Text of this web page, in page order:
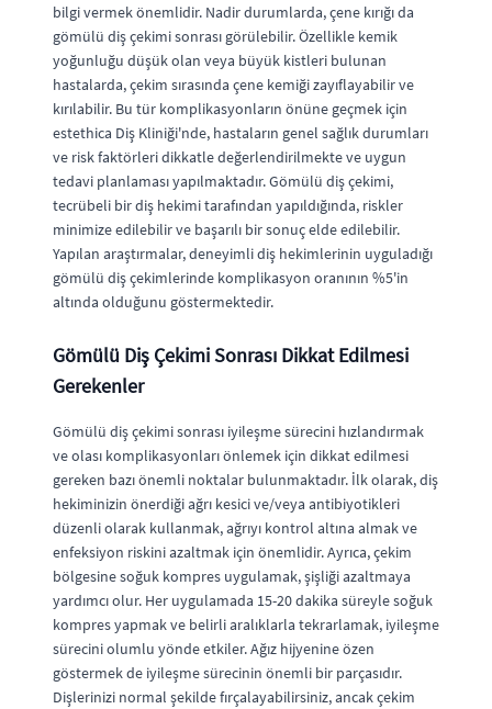
bilgi vermek önemlidir. Nadir durumlarda, çene kırığı da
gömülü diş çekimi sonrası görülebilir. Özellikle kemik
yoğunluğu düşük olan veya büyük kistleri bulunan
hastalarda, çekim sırasında çene kemiği zayıflayabilir ve
kırılabilir. Bu tür komplikasyonların önüne geçmek için
estethica Diş Kliniği'nde, hastaların genel sağlık durumları
ve risk faktörleri dikkatle değerlendirilmekte ve uygun
tedavi planlaması yapılmaktadır. Gömülü diş çekimi,
tecrübeli bir diş hekimi tarafından yapıldığında, riskler
minimize edilebilir ve başarılı bir sonuç elde edilebilir.
Yapılan araştırmalar, deneyimli diş hekimlerinin uyguladığı
gömülü diş çekimlerinde komplikasyon oranının %5'in
altında olduğunu göstermektedir.
Gömülü Diş Çekimi Sonrası Dikkat Edilmesi
Gerekenler
Gömülü diş çekimi sonrası iyileşme sürecini hızlandırmak
ve olası komplikasyonları önlemek için dikkat edilmesi
gereken bazı önemli noktalar bulunmaktadır. İlk olarak, diş
hekiminizin önerdiği ağrı kesici ve/veya antibiyotikleri
düzenli olarak kullanmak, ağrıyı kontrol altına almak ve
enfeksiyon riskini azaltmak için önemlidir. Ayrıca, çekim
bölgesine soğuk kompres uygulamak, şişliği azaltmaya
yardımcı olur. Her uygulamada 15-20 dakika süreyle soğuk
kompres yapmak ve belirli aralıklarla tekrarlamak, iyileşme
sürecini olumlu yönde etkiler. Ağız hijyenine özen
göstermek de iyileşme sürecinin önemli bir parçasıdır.
Dişlerinizi normal şekilde fırçalayabilirsiniz, ancak çekim